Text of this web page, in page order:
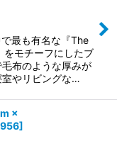
最も有名な『The
モチーフにしたブ
布のような厚みが
室やリビングな…
×
]